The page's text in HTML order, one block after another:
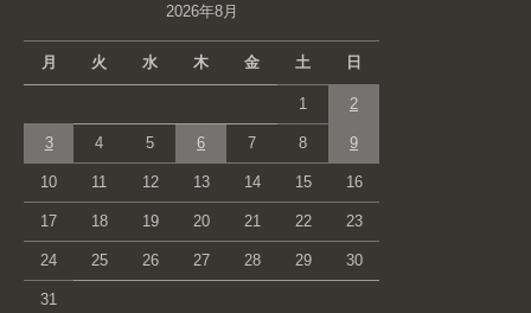
2026年8月
月 火 水 木 金 土 日
1 2
3 4 5 6 7 8 9
10 11 12 13 14 15 16
17 18 19 20 21 22 23
24 25 26 27 28 29 30
31